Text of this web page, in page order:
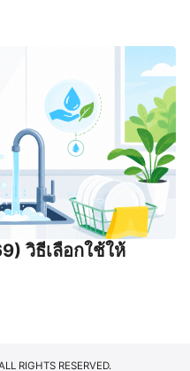
วิธีเลือกใช้ให้
RIGHTS RESERVED.